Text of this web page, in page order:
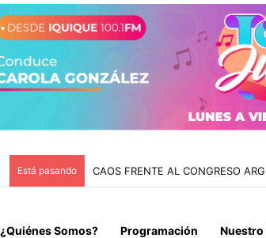
Está pasando CHILE Y VENEZUELA OFICIALIZAN
¿Quiénes Somos? Programación Nuestro